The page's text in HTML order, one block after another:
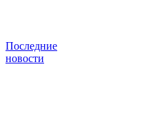
Последние
новости